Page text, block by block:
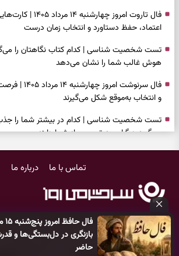
بازنگری در دل‌بستگی‌ها و
حاضر
فال تاروت امروز
اعتماد، حفظ دستاورد و انتخاب زمان درست
تست شخصیت شناسی | کدام کتاب نگاهتان را
هوش غالب شما را نشان می‌دهد
فال سرنوشت
و انتخاب به‌موقع شکل می‌گیرند
تست شخصیت شناسی | کدام در بیشتر شما را جذب
می‌گوید دیگران چه تصویری از شما دارند
ساده و آرام‌کردن شلوغی ذهن
برای پیدا کردن کار این دعای حضرت موسی(ع) را
آن راه کار و زندگی باز شد
فال روزانه امروز
به موضوع‌های جاافتاده
تماس با ما درباره ما
کلیه حقوق مادی و معنوی این سایت متعلق به
می‌باشد و هر گونه کپی‌برداری توسط دیگر سایت‌ها